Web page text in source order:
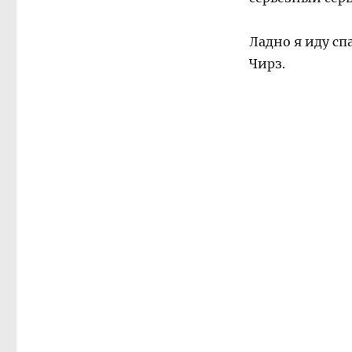
Ладно я иду
Чирз.